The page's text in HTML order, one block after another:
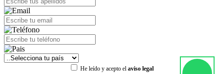
He leído y acepto el aviso legal